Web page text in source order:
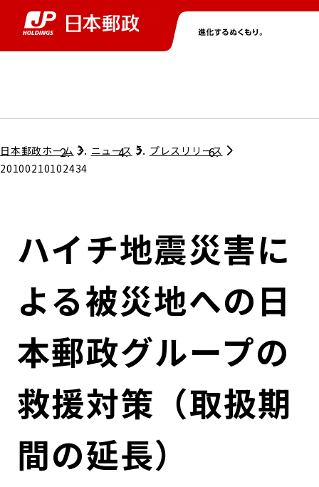
グループ情報トップ
コンプライアンス
ガバナンス
ローカル共創イニシアティブ
関連事業
株主・投資家情報トップ
個人投資家のみなさまへ
株式情報
IRニュース
IRカレンダー
ニューストップ
サステナビリティトップ
担当役員メッセージ
サステナビリティマネジメント
社会
ガバナンス
採用情報トップ
日本郵政ホーム ニュース
プレスリリース
20100210102434
ハイチ地震災害に
よる被災地への日
本郵政グループの
救援対策（取扱期
間の延長）